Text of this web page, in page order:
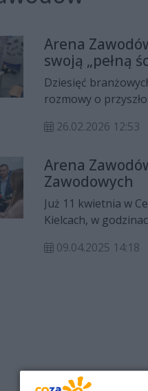
Arena
swoją „pełną
Dziesięć
rozmowy o
Zawodów 2026 –
i realna
26.02.2026 12:53
Arena
Zawodowych
Już 11 kwietnia w
Kielcach, w
podstawowych,
09.04.2025 14:18